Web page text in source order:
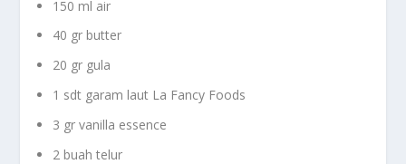
150 ml air
40 gr butter
20 gr gula
1 sdt garam laut La Fancy Foods
3 gr vanilla essence
2 buah telur